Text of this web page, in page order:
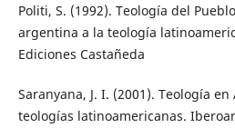
Politi, S. (1992). Teología del
argentina a la teología
Ediciones Castañeda
Saranyana, J. I. (2001). Teología
teologías latinoamericanas.